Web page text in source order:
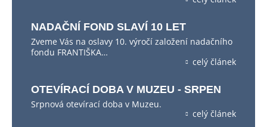
NADAČNÍ FOND SLAVÍ 10 LET
Zveme Vás na oslavy 10. výročí založení nadačního
fondu FRANTIŠKA…
celý článek
OTEVÍRACÍ DOBA V MUZEU - SRPEN
Srpnová otevírací doba v Muzeu.
celý článek